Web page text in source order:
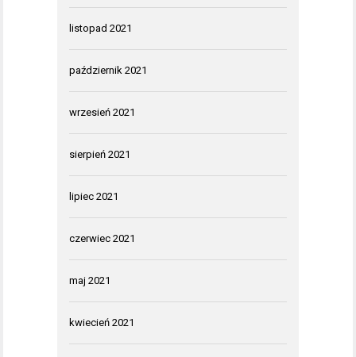
listopad 2021
październik 2021
wrzesień 2021
sierpień 2021
lipiec 2021
czerwiec 2021
maj 2021
kwiecień 2021